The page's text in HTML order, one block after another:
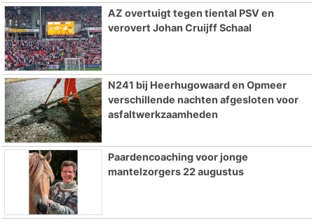
AZ overtuigt tegen tiental PSV en
verovert Johan Cruijff Schaal
N241 bij Heerhugowaard en Opmeer
verschillende nachten afgesloten voor
asfaltwerkzaamheden
Paardencoaching voor jonge
mantelzorgers 22 augustus